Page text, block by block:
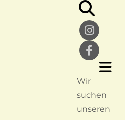
Wir
suchen
unseren